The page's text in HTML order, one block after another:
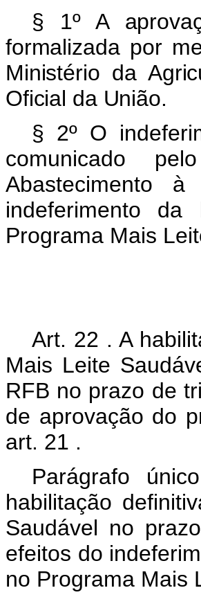
§ 1º A
formalizada por
Ministério da
Oficial da União.
§ 2º O
comunicado
Abastecimento à
indeferimento
Programa Mais
Art. 22 . A
Mais Leite
RFB no prazo de
de aprovação do
art. 21 .
Parágrafo
habilitação
Saudável no
efeitos do
no Programa Mais